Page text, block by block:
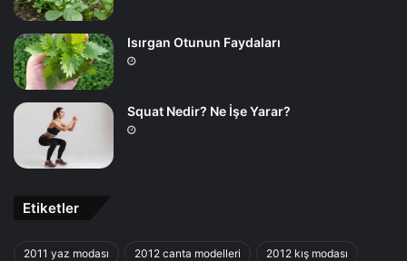
Isırgan Otunun Faydaları
Squat Nedir? Ne İşe Yarar?
Etiketler
2011 yaz modası 2012 canta modelleri 2012 kış modası